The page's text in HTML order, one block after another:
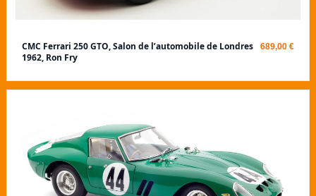
CMC Ferrari 250 GTO, Salon de l’automobile de Londres
1962, Ron Fry
689,00 €